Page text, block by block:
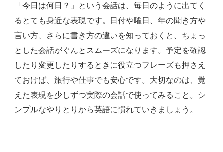
「今日は何日？」という会話は、毎日のように出てく
るとても身近な表現です。日付や曜日、年の聞き方や
言い方、さらに書き方の違いを知っておくと、ちょっ
とした会話がぐんとスムーズになります。予定を確認
したり変更したりするときに役立つフレーズも押さえ
ておけば、旅行や仕事でも安心です。大切なのは、覚
えた表現を少しずつ実際の会話で使ってみること。シ
ンプルなやりとりから英語に慣れていきましょう。